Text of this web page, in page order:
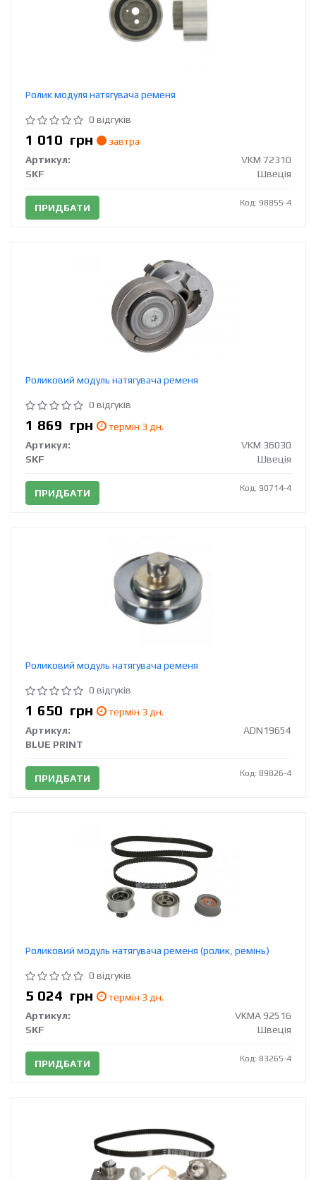
Ролик модуля натягувача ременя
0 відгуків
1 010 грн
завтра
Артикул:
VKM 72310
SKF
Швеція
ПРИДБАТИ Код: 98855-4
Роликовий модуль натягувача ременя
0 відгуків
1 869 грн
термін 3 дн.
Артикул:
VKM 36030
SKF
Швеція
ПРИДБАТИ Код: 90714-4
Роликовий модуль натягувача ременя
0 відгуків
1 650 грн
термін 3 дн.
Артикул:
ADN19654
BLUE PRINT
ПРИДБАТИ Код: 89826-4
Роликовий модуль натягувача ременя (ролик, ремінь)
0 відгуків
5 024 грн
термін 3 дн.
Артикул:
VKMA 92516
SKF
Швеція
ПРИДБАТИ Код: 83265-4